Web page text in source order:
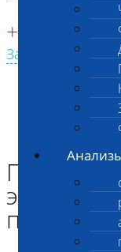
Единая круглосуточная
+7 495 260
Заказать звонок
Главная страница
Анализы и цены
ПАТАНАТОМИЯ
птиц (25-